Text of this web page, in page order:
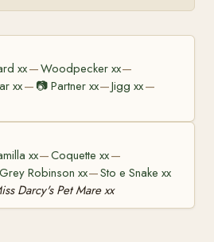
xx—Woodpecker xx—
xx— 📷 Partner xx—Jigg xx—
xx—Coquette xx—
Grey Robinson xx—Sto e Snake xx
Darcy's Pet Mare xx